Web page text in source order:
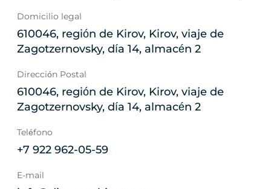
Domicilio legal
610046, región de Kirov, Kirov, viaje de
Zagotzernovsky, día 14, almacén 2
Dirección Postal
610046, región de Kirov, Kirov, viaje de
Zagotzernovsky, día 14, almacén 2
Teléfono
+7 922 962-05-59
E-mail